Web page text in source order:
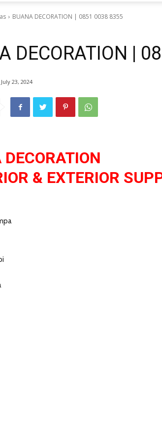
BUANA DECORATION | 0851 0038 8355
DECORATION |
July 23, 2024
& EXTERIOR